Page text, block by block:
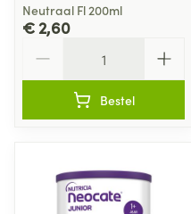
Neutraal Fl 200ml
€ 2,60
Bestel